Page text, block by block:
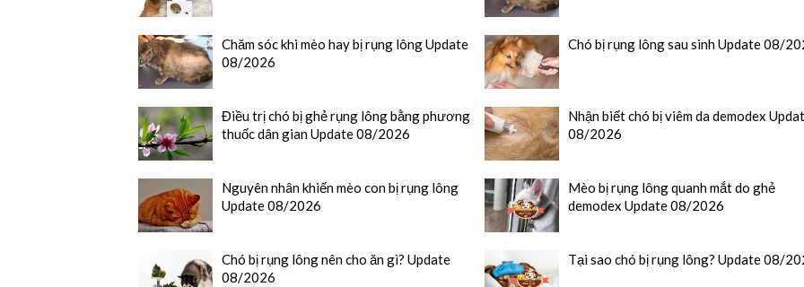
Chăm sóc khi mèo hay bị rụng lông Update
08/2026
Chó bị rụng lông sau sinh Update 08/
Điều trị chó bị ghẻ rụng lông bằng phương
thuốc dân gian Update 08/2026
Nhận biết chó bị viêm da demodex
08/2026
Nguyên nhân khiến mèo con bị rụng lông
Update 08/2026
Mèo bị rụng lông quanh mắt do ghẻ
demodex Update 08/2026
Chó bị rụng lông nên cho ăn gì? Update
08/2026
Tại sao chó bị rụng lông? Update 08/